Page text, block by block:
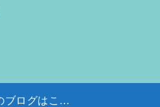
息子のブログはこちら